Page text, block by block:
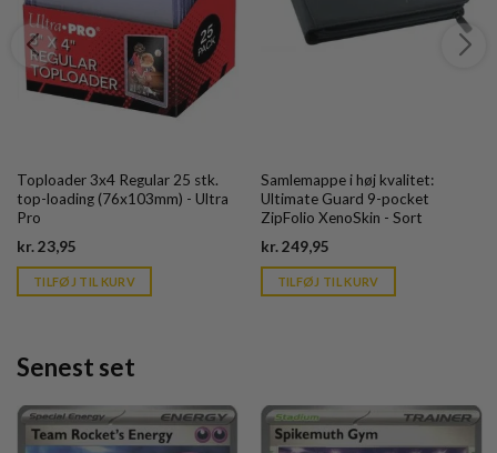
Toploader 3x4 Regular 25 stk.
top-loading (76x103mm) - Ultra
Pro
kr.23,95
is:
kr. 39,95.
TILFØJ TIL KURV
Samlemappe i høj kvalitet:
Ultimate Guard 9-pocket
ZipFolio XenoSkin - Sort
kr.249,95Current
is:
kr. 39,95.
TILFØJ TIL KURV
Senest set